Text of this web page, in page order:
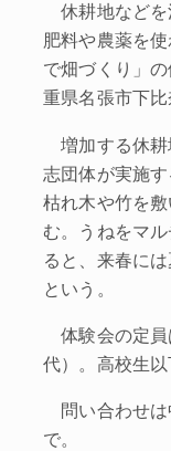
休耕地などを
肥料や農薬を
で畑づくり」
重県名張市下比
増加する休耕
志団体が実施
枯れ木や竹を
む。うねをマ
ると、来春に
という。
体験会の定員
代）。高校生以
問い合わせは
で。